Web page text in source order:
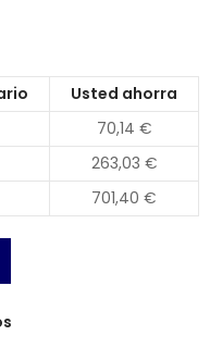
Usted ahorra
70,14 €
263,03 €
701,40 €